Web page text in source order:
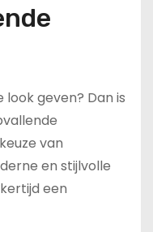
look geven? Dan is
van
en stijlvolle
een